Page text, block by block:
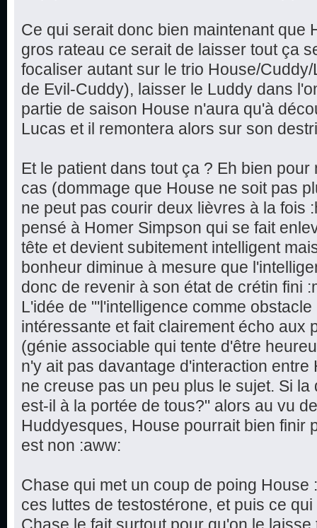
Ce qui serait donc bien maintenant que
gros rateau ce serait de laisser tout ça
focaliser autant sur le trio House/
de Evil-Cuddy), laisser le Luddy dans
partie de saison House n'aura qu'à
Lucas et il remontera alors sur son
Et le patient dans tout ça ? Eh bien
cas (dommage que House ne soit pas
ne peut pas courir deux lièvres à la fois
pensé à Homer Simpson qui se fait
tête et devient subitement intelligent
bonheur diminue à mesure que
donc de revenir à son état de crétin fini
L'idée de "'l'intelligence comme
intéressante et fait clairement écho aux
(génie associable qui tente d'être
n'y ait pas davantage d'interaction
ne creuse pas un peu plus le sujet. Si
est-il à la portée de tous?" alors au vu
Huddyesques, House pourrait bien finir
est non :aww:
Chase qui met un coup de poing
ces luttes de testostérone, et puis ce
Chase le fait surtout pour qu'on le